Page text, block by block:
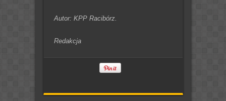
Autor: KPP Racibórz.
Redakcja